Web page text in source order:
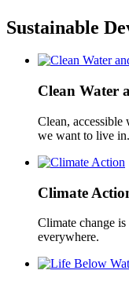
Sustainable
Clean Water
Clean, accessible
we want to live in.
Climate
Climate change
everywhere.